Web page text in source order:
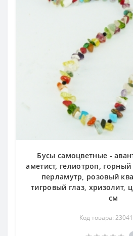
Бусы самоцветные -
аметист, гелиотроп, горный
перламутр, розовый
тигровый глаз, хризолит,
см
Код товара: